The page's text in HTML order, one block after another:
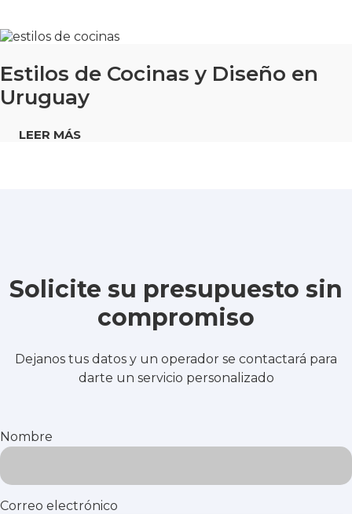
Estilos de Cocinas y Diseño en
Uruguay
LEER MÁS
Solicite su presupuesto sin
compromiso
Dejanos tus datos y un operador se contactará para
darte un servicio personalizado
Nombre
Correo electrónico